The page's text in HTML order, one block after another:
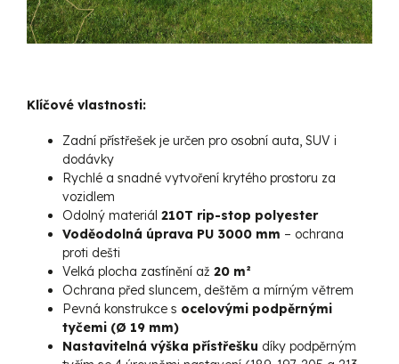
Klíčové vlastnosti:
Zadní přístřešek je určen pro osobní auta, SUV i
dodávky
Rychlé a snadné vytvoření krytého prostoru za
vozidlem
Odolný materiál 210T rip-stop polyester
Voděodolná úprava PU 3000 mm – ochrana
proti dešti
Velká plocha zastínění až 20 m²
Ochrana před sluncem, deštěm a mírným větrem
Pevná konstrukce s ocelovými podpěrnými
tyčemi (Ø 19 mm)
Nastavitelná výška přístřešku díky podpěrným